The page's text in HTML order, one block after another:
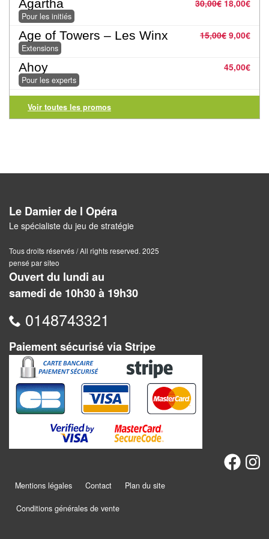
Coffrets
jeux
–
multijeux
Cartes
traditionnelles
Maquettes
Dames
Chinoises
Solitaires
Fléchettes
Billard
et
Jeux
géants
Jeux
de
air
Puzzles
Jeux
30,00€ 18,00€
Agartha
Pour les initiés
15,00€ 9,00€
Age of Towers – Les Winx
Extensions
45,00€
Ahoy
Pour les experts
Voir toutes les promos
Le Damier de l Opéra
Le spécialiste du jeu de stratégie
Tous droits réservés / All rights reserved. 2025
pensé par siteo
Ouvert du lundi au
samedi de 10h30 à 19h30
0148743321
Paiement sécurisé via Stripe
Mentions légales Contact Plan du site
Conditions générales de vente